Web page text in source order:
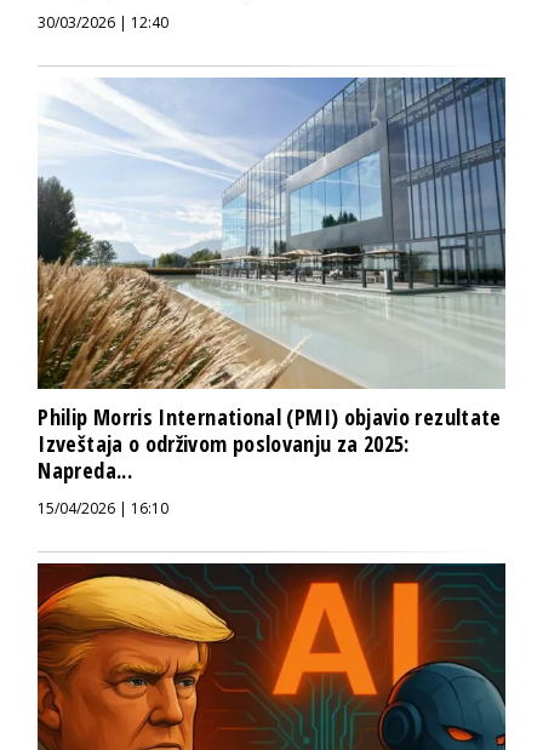
30/03/2026 | 12:40
Philip Morris International (PMI) objavio rezultate
Izveštaja o održivom poslovanju za 2025:
Napreda...
15/04/2026 | 16:10